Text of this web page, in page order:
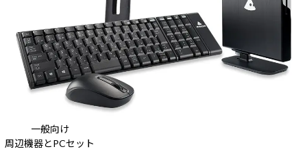
一般向け
周辺機器とPCセット